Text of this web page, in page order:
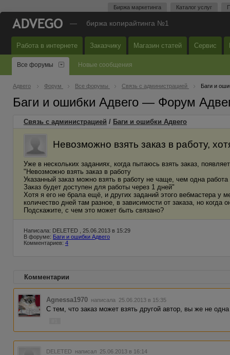
Биржа маркетинга Каталог услуг
— биржа копирайтинга №1
Работа в интернете Заказчику Магазин статей Сервис
Все форумы Новые сообщения
Адвего Форум Все форумы Связь с администрацией Баги и
Баги и ошибки Адвего — Форум
Связь с администрацией / Баги и ошибки Адвего
Невозможно взять заказ в работу,
Уже в нескольких заданиях, когда пытаюсь взять заказ,
"Невозможно взять заказ в работу
Указанный заказ можно взять в работу не чаще, чем одна работа
Заказ будет доступен для работы через 1 дней"
Хотя я его не брала ещё, и других заданий этого вебмастера у
количество дней там разное, в зависимости от заказа, но когда
Подскажите, с чем это может быть связано?
Написала: DELETED , 25.06.2013 в 15:29
В форуме: Баги и ошибки Адвего
Комментариев: 4
Комментарии
Agnessa1970 написала 25.06.2013 в 15:35
С тем, что заказ может взять другой автор, вы же не
DELETED написал 25.06.2013 в 16:14